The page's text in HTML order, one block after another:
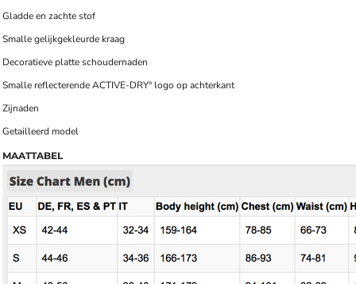
Gladde en zachte stof
Smalle gelijkgekleurde kraag
Decoratieve platte schoudernaden
Smalle reflecterende ACTIVE-DRY° logo op achterkant
Zijnaden
Getailleerd model
MAATTABEL